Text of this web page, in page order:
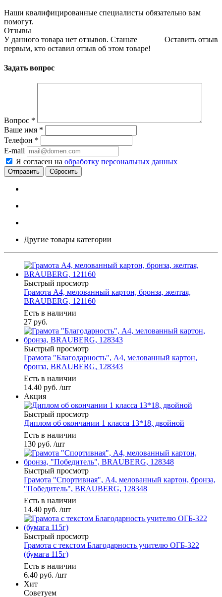
Наши квалифицированные специалисты обязательно вам
помогут.
Отзывы
Оставить отзыв
У данного товара нет отзывов. Станьте
первым, кто оставил отзыв об этом товаре!
Задать вопрос
Вопрос *
Ваше имя *
Телефон *
E-mail
Я согласен на обработку персональных данных
Сбросить
Другие товары категории
Быстрый просмотр
Грамота А4, мелованный картон, бронза, желтая,
BRAUBERG, 121160
Есть в наличии
27 руб.
Быстрый просмотр
Грамота "Благодарность", А4, мелованный картон,
бронза, BRAUBERG, 128343
Есть в наличии
14.40 руб. /шт
Акция
Быстрый просмотр
Диплом об окончании 1 класса 13*18, двойной
Есть в наличии
130 руб. /шт
Быстрый просмотр
Грамота "Спортивная", А4, мелованный картон, бронза,
"Победитель", BRAUBERG, 128348
Есть в наличии
14.40 руб. /шт
Быстрый просмотр
Грамота с текстом Благодарность учителю ОГБ-322
(бумага 115г)
Есть в наличии
6.40 руб. /шт
Хит
Советуем